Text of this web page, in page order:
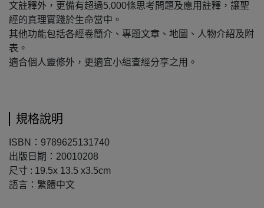
文註釋外，更備有超過5,000條思考問題及應用註釋，讓聖
經的真理實踐於生命當中。
其他功能包括各經卷簡介、專題文章、地圖、人物介紹及附
表。
適合個人靈修外，更適宜小組查經分享之用。
規格說明
ISBN：9789625131740
出版日期：20010208
尺寸 : 19.5x 13.5 x3.5cm
語言：繁體中文